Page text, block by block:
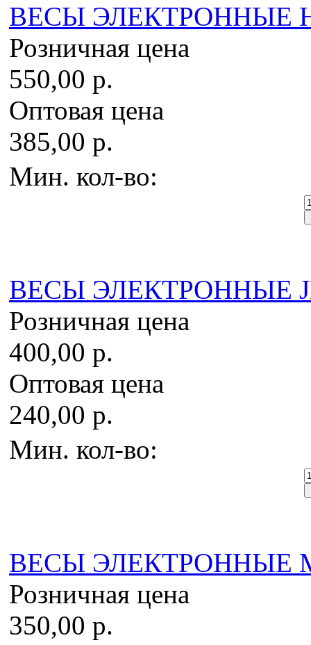
ВЕСЫ ЭЛЕКТРОННЫЕ
Розничная цена
550,00 р.
Оптовая цена
385,00 р.
Мин. кол-во:
ВЕСЫ ЭЛЕКТРОННЫЕ
Розничная цена
400,00 р.
Оптовая цена
240,00 р.
Мин. кол-во:
ВЕСЫ ЭЛЕКТРОННЫЕ
Розничная цена
350,00 р.